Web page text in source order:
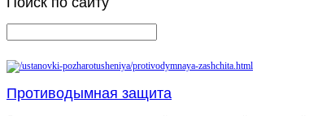
Противодымная защита